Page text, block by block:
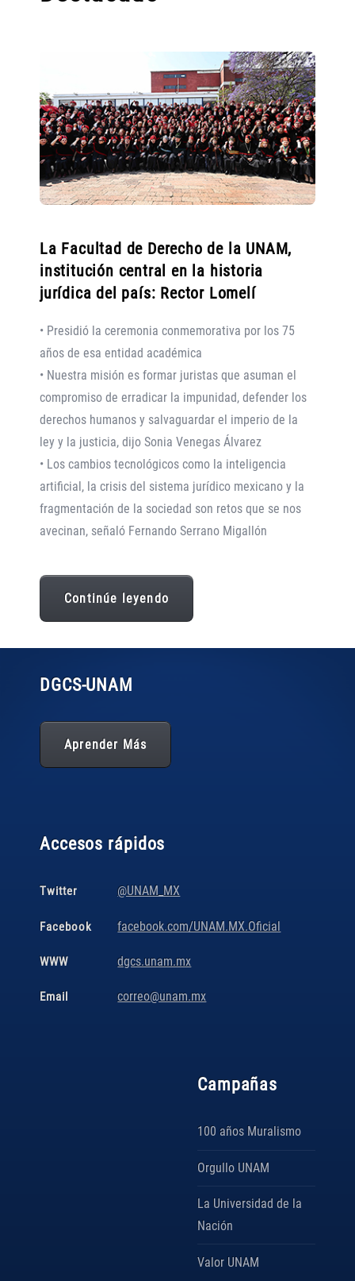
La Facultad de Derecho de la UNAM,
institución central en la historia
jurídica del país: Rector Lomelí
• Presidió la ceremonia conmemorativa por los 75
años de esa entidad académica
• Nuestra misión es formar juristas que asuman el
compromiso de erradicar la impunidad, defender los
derechos humanos y salvaguardar el imperio de la
ley y la justicia, dijo Sonia Venegas Álvarez
• Los cambios tecnológicos como la inteligencia
artificial, la crisis del sistema jurídico mexicano y la
fragmentación de la sociedad son retos que se nos
avecinan, señaló Fernando Serrano Migallón
Continúe leyendo
Campañas
100 años Muralismo
Orgullo UNAM
La Universidad de la
Nación
Valor UNAM
DGCS-UNAM
Aprender Más
Accesos rápidos
Twitter @UNAM_MX
Facebook facebook.com/UNAM.MX.Oficial
WWW dgcs.unam.mx
Email correo@unam.mx